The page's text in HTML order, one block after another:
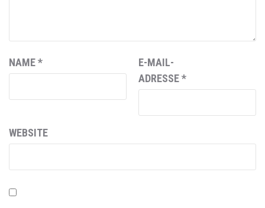
NAME*
E-MAIL-
ADRESSE*
WEBSITE